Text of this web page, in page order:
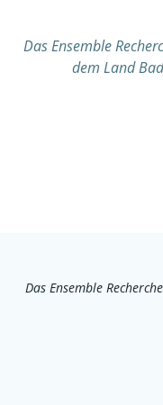
Das Ensemble
dem Land
Das Ensemble